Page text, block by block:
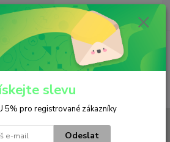
ks
0 Kč
slevu
5% pro registrované zákazníky
Odeslat